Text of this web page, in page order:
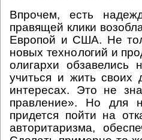
Впрочем, есть
правящей клики
Европой и США. Не
новых технологий и
олигархи обзавелись
учиться и жить своих
интересах. Это не
правление». Но для
придется пойти на
авторитаризма,